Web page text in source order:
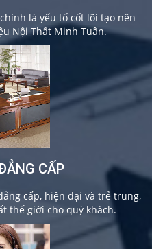
là yếu tố cốt lõi tạo nên
Nội Thất Minh Tuân.
CẤP
cấp, hiện đại và trẻ trung,
thế giới cho quý khách.